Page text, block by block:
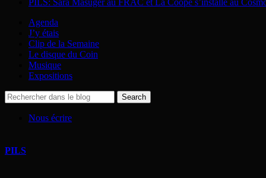
PILS: Sara Masüger au FRAC et La Coopé s’installe au
Agenda
J’y étais
Clip de la Semaine
Le disque du Coin
Musique
Expositions
Nous écrire
PILS